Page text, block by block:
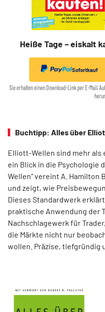
Heiße Tage – eiskalt
Sofortkauf
Sie erhalten einen Download-Link per E-Mail.
Buchtipp: Alles über
Elliott-Wellen sind mehr als
ein Blick in die Psychologie
Wellen“ vereint A.
und zeigt, wie
Dieses Standardwerk
praktische Anwendung der
Nachschlagewerk für
die Märkte nicht nur
wollen. Präzise, tiefgründig